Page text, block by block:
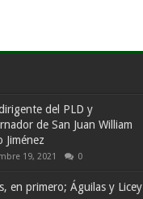
del PLD y
de San Juan William
Jiménez
19, 2021 0
en primero; Águilas y Licey